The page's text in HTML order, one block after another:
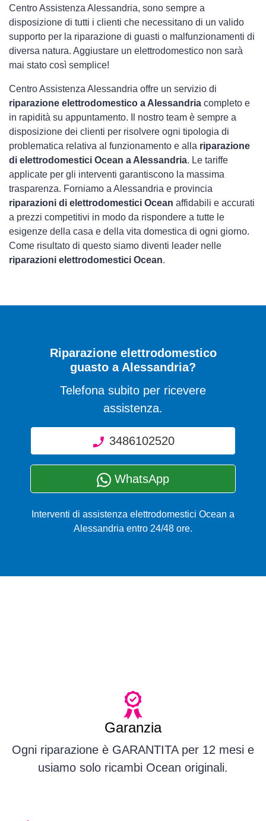
Centro Assistenza Alessandria, sono sempre a
disposizione di tutti i clienti che necessitano di un valido
supporto per la riparazione di guasti o malfunzionamenti di
diversa natura. Aggiustare un elettrodomestico non sarà
mai stato così semplice!
Centro Assistenza Alessandria offre un servizio di
riparazione elettrodomestico a Alessandria completo e
in rapidità su appuntamento. Il nostro team è sempre a
disposizione dei clienti per risolvere ogni tipologia di
problematica relativa al funzionamento e alla riparazione
di elettrodomestici Ocean a Alessandria. Le tariffe
applicate per gli interventi garantiscono la massima
trasparenza. Forniamo a Alessandria e provincia
riparazioni di elettrodomestici Ocean affidabili e accurati
a prezzi competitivi in modo da rispondere a tutte le
esigenze della casa e della vita domestica di ogni giorno.
Come risultato di questo siamo diventi leader nelle
riparazioni elettrodomestici Ocean.
Riparazione elettrodomestico
guasto a Alessandria?
Telefona subito per ricevere
assistenza.
3486102520
WhatsApp
Interventi di assistenza elettrodomestici Ocean a
Alessandria entro 24/48 ore.
Garanzia
Ogni riparazione è GARANTITA per 12 mesi e
usiamo solo ricambi Ocean originali.